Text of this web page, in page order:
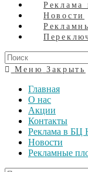
Реклама
Новости
Меню Закрыть
Главная
О нас
Акции
Контакты
Реклама в БЦ
Новости
Рекламные